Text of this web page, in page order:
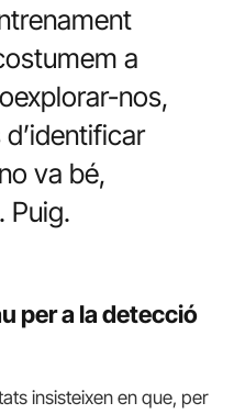
a
nos,
va bé,
Puig.
per a la detecció
insisteixen en que, per